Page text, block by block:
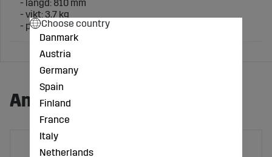
- längd: 810 mm
- vikt: 3,7 kg
- piggar levereras med muttrar, gänga M20 x 1,5
Andra köpte även:
Choose country
Danmark
Austria
Germany
Spain
Finland
France
Italy
Netherlands